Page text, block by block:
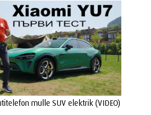
mulle SUV elektrik (VIDEO)